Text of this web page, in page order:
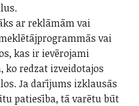
ar reklāmām vai
vai
kas ir ievērojami
redzat izveidotajos
Ja darījums izklausās
patiesība, tā varētu būt